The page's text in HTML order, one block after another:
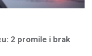
2 promile i brak